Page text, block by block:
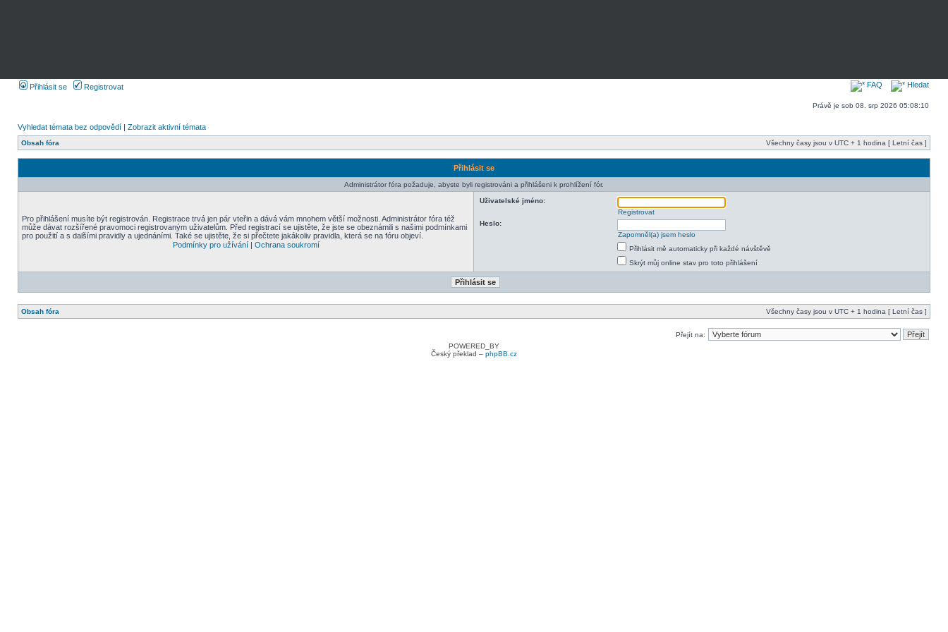
Přihlásit se Registrovat FAQ Hledat
Právě je sob 08. srp 2026 05:08:10
Vyhledat témata bez odpovědí | Zobrazit aktivní témata
Obsah fóra Všechny časy jsou v UTC + 1 hodina [ Letní čas ]
Přihlásit se
Administrátor fóra požaduje, abyste byli registrováni a přihlášeni k prohlížení fór.
Pro přihlášení musíte být registrován. Registrace trvá jen pár vteřin a dává vám mnohem větší možnosti. Administrátor fóra též
může dávat rozšířené pravomoci registrovaným uživatelům. Před registrací se ujistěte, že jste se obeznámili s našimi podmínkami
pro použití a s dalšími pravidly a ujednáními. Také se ujistěte, že si přečtete jakákoliv pravidla, která se na fóru objeví.
Podmínky pro užívání| Ochrana soukromí
Uživatelské jméno:
Registrovat
Heslo:
Zapomněl(a) jsem heslo
Přihlásit mě automaticky při každé návštěvě
Skrýt můj online stav pro toto přihlášení
Obsah fóra Všechny časy jsou v UTC + 1 hodina [ Letní čas ]
Přejít na:
POWERED_BY
Český překlad – phpBB.cz